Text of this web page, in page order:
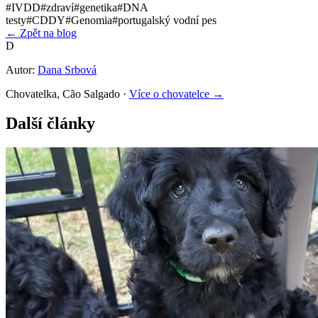
#IVDD#zdraví#genetika#DNA
testy#CDDY#Genomia#portugalský vodní pes
← Zpět na blog
D
Autor: Dana Srbová
Chovatelka, Cão Salgado · Více o chovatelce →
Další články